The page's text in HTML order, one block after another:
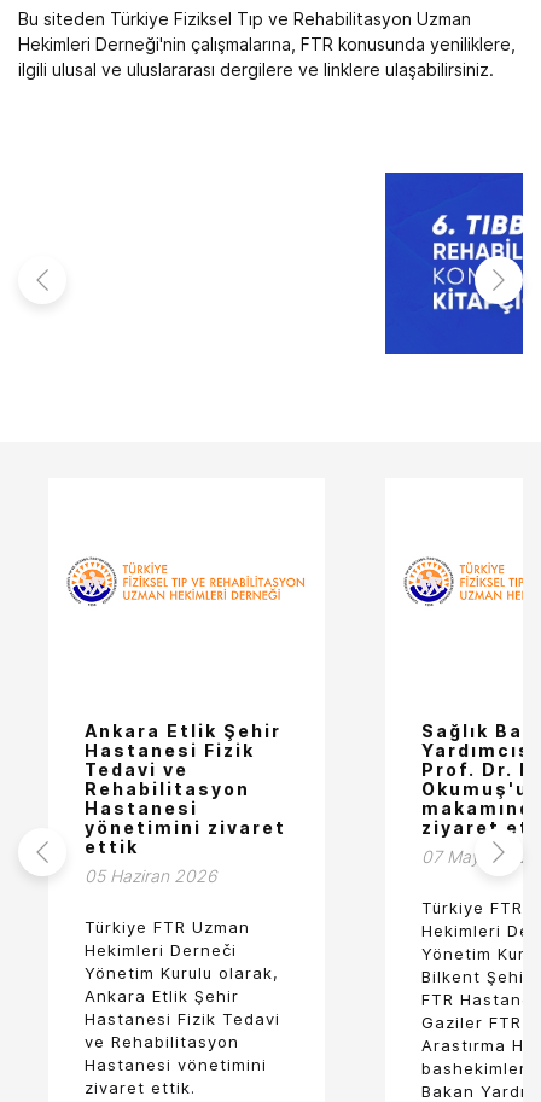
Bu siteden Türkiye Fiziksel Tıp ve Rehabilitasyon Uzman
Hekimleri Derneği'nin çalışmalarına, FTR konusunda yeniliklere,
ilgili ulusal ve uluslararası dergilere ve linklere ulaşabilirsiniz.
Ankara Etlik Şehir
Hastanesi Fizik
Tedavi ve
Rehabilitasyon
Hastanesi
yönetimini zivaret
ettik
05 Haziran 2026
Türkiye FTR Uzman
Hekimleri Derneči
Yönetim Kurulu olarak,
Ankara Etlik Şehir
Hastanesi Fizik Tedavi
ve Rehabilitasyon
Hastanesi vönetimini
zivaret ettik.
Sağlık
Prof. Dr.
Okumuş'u
ziyaret
07 Mayıs 2026
Türkiye FTR
Hekimleri
Yönetim
Bilkent Şehir
FTR
Gaziler FTR
Arastırma
bashekimleri
Bakan